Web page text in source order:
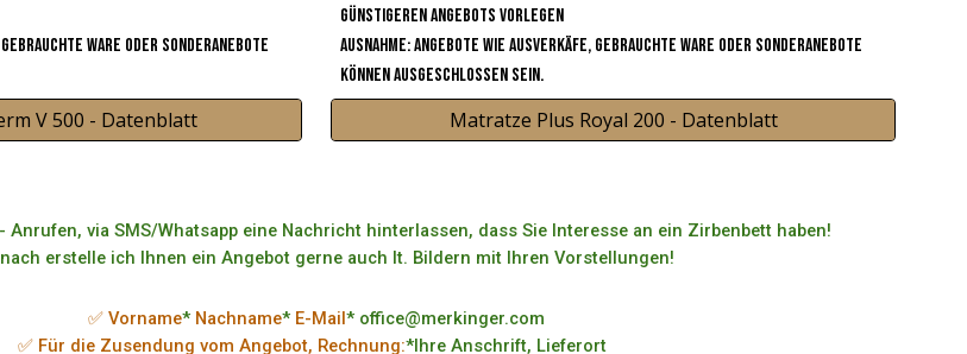
Ware oder Sonderanebote
V 500 - Datenblatt
günstigeren Angebots vorlegen
Ausnahme: Angebote wie Ausverkäfe, gebrauchte Ware oder Sonderanebote
können ausgeschlossen sein.
Matratze Plus Royal 200 - Datenblatt
Anrufen, via SMS/Whatsapp eine Nachricht hinterlassen, dass Sie Interesse an ein Zirbenbett haben!
erstelle ich Ihnen ein Angebot gerne auch lt. Bildern mit Ihren Vorstellungen!
✅ Vorname* Nachname* E-Mail* office@merkinger.com
✅ Für die Zusendung vom Angebot, Rechnung:*Ihre Anschrift, Lieferort